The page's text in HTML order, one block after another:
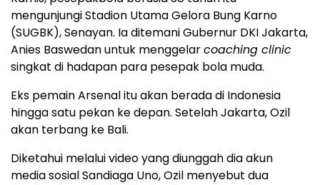
mengunjungi Stadion Utama Gelora Bung Karno
(SUGBK), Senayan. Ia ditemani Gubernur DKI Jakarta,
Anies Baswedan untuk menggelarcoaching clinic
singkat di hadapan para pesepak bola muda.
Eks pemain Arsenal itu akan berada di Indonesia
hingga satu pekan ke depan. Setelah Jakarta, Ozil
akan terbang ke Bali.
Diketahui melalui video yang diunggah dia akun
media sosial Sandiaga Uno, Ozil menyebut dua